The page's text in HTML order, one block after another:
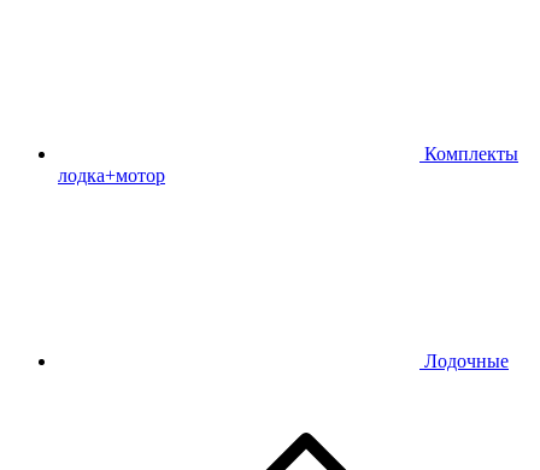
Комплекты
лодка+мотор
Лодочные